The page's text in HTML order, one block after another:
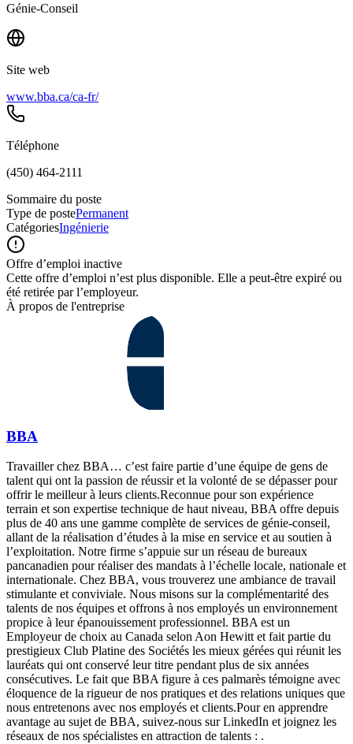
Génie-Conseil
Site web
www.bba.ca/ca-fr/
Téléphone
(450) 464-2111
Sommaire du poste
Type de postePermanent
CatégoriesIngénierie
Offre d’emploi inactive
Cette offre d’emploi n’est plus disponible. Elle a peut-être expiré ou
été retirée par l’employeur.
À propos de l'entreprise
BBA
Travailler chez BBA… c’est faire partie d’une équipe de gens de
talent qui ont la passion de réussir et la volonté de se dépasser pour
offrir le meilleur à leurs clients.Reconnue pour son expérience
terrain et son expertise technique de haut niveau, BBA offre depuis
plus de 40 ans une gamme complète de services de génie-conseil,
allant de la réalisation d’études à la mise en service et au soutien à
l’exploitation. Notre firme s’appuie sur un réseau de bureaux
pancanadien pour réaliser des mandats à l’échelle locale, nationale et
internationale. Chez BBA, vous trouverez une ambiance de travail
stimulante et conviviale. Nous misons sur la complémentarité des
talents de nos équipes et offrons à nos employés un environnement
propice à leur épanouissement professionnel. BBA est un
Employeur de choix au Canada selon Aon Hewitt et fait partie du
prestigieux Club Platine des Sociétés les mieux gérées qui réunit les
lauréats qui ont conservé leur titre pendant plus de six années
consécutives. Le fait que BBA figure à ces palmarès témoigne avec
éloquence de la rigueur de nos pratiques et des relations uniques que
nous entretenons avec nos employés et clients.Pour en apprendre
avantage au sujet de BBA, suivez-nous sur LinkedIn et joignez les
réseaux de nos spécialistes en attraction de talents : .